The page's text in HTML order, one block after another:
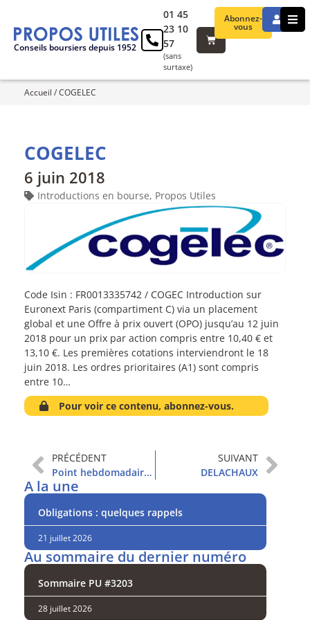
Conseils boursiers depuis 1952
Abonnez-
vous
01 45
23 10
57
(sans
surtaxe)
Accueil /COGELEC
COGELEC
6 juin 2018
Introductions en bourse, Propos Utiles
Code Isin : FR0013335742 / COGEC Introduction sur
Euronext Paris (compartiment C) via un placement
global et une Offre à prix ouvert (OPO) jusqu’au 12 juin
2018 pour un prix par action compris entre 10,40 € et
13,10 €. Les premières cotations interviendront le 18
juin 2018. Les ordres prioritaires (A1) sont compris
entre 10…
Pour voir ce contenu, abonnez-vous.
PRÉCÉDENT
Point hebdomadaire et sommaire
SUIVANT
DELACHAUX
A la une
Obligations : quelques rappels
21 juillet 2026
Au sommaire du dernier numéro
Sommaire PU #3203
28 juillet 2026